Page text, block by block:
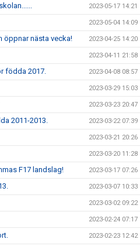
2023-05-17 14:21
2023-05-04 14:09
öppnar nästa vecka! 2023-04-25 14:20
2023-04-11 21:58
födda 2017. 2023-04-08 08:57
2023-03-29 15:03
2023-03-23 20:47
2011-2013. 2023-03-22 07:39
2023-03-21 20:26
2023-03-20 11:28
F17 landslag! 2023-03-17 07:26
2023-03-07 10:33
2023-03-02 09:22
2023-02-24 07:17
2023-02-23 12:42